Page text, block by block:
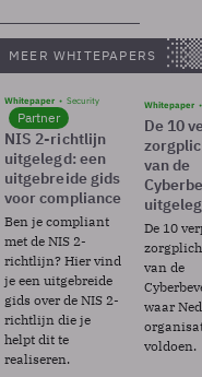
MEER WHITEPAPERS
Whitepaper Security
Partner
NIS 2-richtlijn
uitgelegd: een
uitgebreide gids
voor compliance
Ben je compliant
met de NIS 2-
richtlijn? Hier vind
je een uitgebreide
gids over de NIS 2-
richtlijn die je
helpt dit te
realiseren.
Whitepaper
De 10
van de
De 10
van de
waar
voldoen.